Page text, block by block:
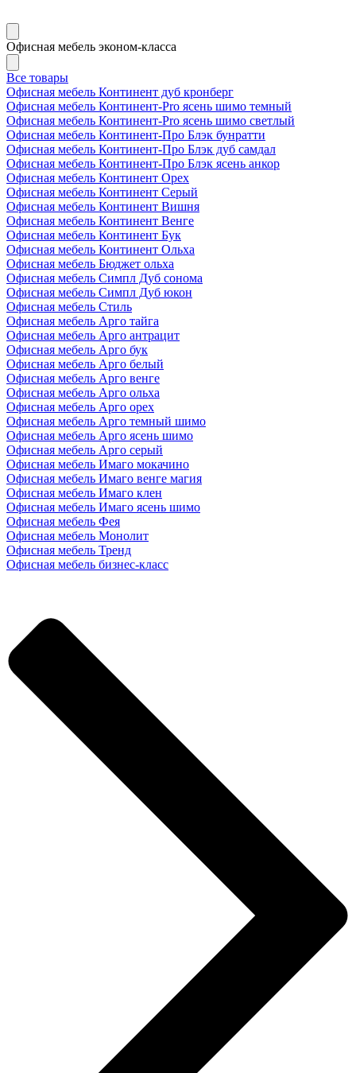
Офисная мебель эконом-класса
Все товары
Офисная мебель Континент дуб кронберг
Офисная мебель Континент-Pro ясень шимо темный
Офисная мебель Континент-Pro ясень шимо светлый
Офисная мебель Континент-Про Блэк бунратти
Офисная мебель Континент-Про Блэк дуб самдал
Офисная мебель Континент-Про Блэк ясень анкор
Офисная мебель Континент Орех
Офисная мебель Континент Серый
Офисная мебель Континент Вишня
Офисная мебель Континент Венге
Офисная мебель Континент Бук
Офисная мебель Континент Ольха
Офисная мебель Бюджет ольха
Офисная мебель Симпл Дуб сонома
Офисная мебель Симпл Дуб юкон
Офисная мебель Стиль
Офисная мебель Арго тайга
Офисная мебель Арго антрацит
Офисная мебель Арго бук
Офисная мебель Арго белый
Офисная мебель Арго венге
Офисная мебель Арго ольха
Офисная мебель Арго орех
Офисная мебель Арго темный шимо
Офисная мебель Арго ясень шимо
Офисная мебель Арго серый
Офисная мебель Имаго мокачино
Офисная мебель Имаго венге магия
Офисная мебель Имаго клен
Офисная мебель Имаго ясень шимо
Офисная мебель Фея
Офисная мебель Монолит
Офисная мебель Тренд
Офисная мебель бизнес-класс